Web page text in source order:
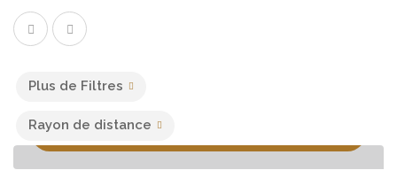
Plus de Filtres
Rayon de distance
Consultation, Soins du Corps, Soins du Visage, Soins